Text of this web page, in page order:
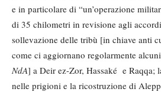
e in particolare di “un’operazione
di 35 chilometri in revisione agli
sollevazione delle tribù [in chiave anti
come ci aggiornano regolarmente
NdA] a Deir ez-Zor, Hassaké e Raqqa;
nelle prigioni e la ricostruzione di